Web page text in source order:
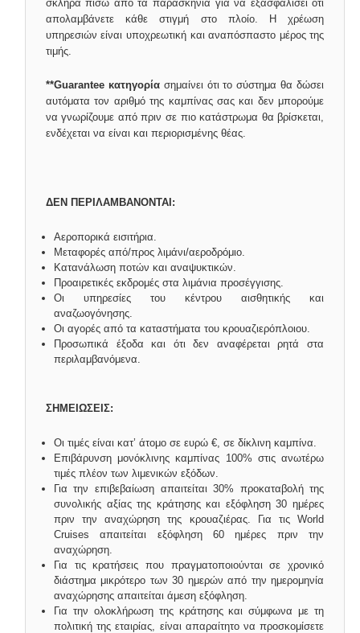
σκληρά πίσω από τα παρασκήνια για να εξασφαλίσει ότι
απολαμβάνετε κάθε στιγμή στο πλοίο. Η χρέωση
υπηρεσιών είναι υποχρεωτική και αναπόσπαστο μέρος της
τιμής.
**Guarantee κατηγορίασημαίνει ότι το σύστημα θα δώσει
αυτόματα τον αριθμό της καμπίνας σας και δεν μπορούμε
να γνωρίζουμε από πριν σε πιο κατάστρωμα θα βρίσκεται,
ενδέχεται να είναι και περιορισμένης θέας.
ΔΕΝ ΠΕΡΙΛΑΜΒΑΝΟΝΤΑΙ:
Αεροπορικά εισιτήρια.
Μεταφορές από/προς λιμάνι/αεροδρόμιο.
Κατανάλωση ποτών και αναψυκτικών.
Προαιρετικές εκδρομές στα λιμάνια προσέγγισης.
Οι υπηρεσίες του κέντρου αισθητικής και
αναζωογόνησης.
Οι αγορές από τα καταστήματα του κρουαζιερόπλοιου.
Προσωπικά έξοδα και ότι δεν αναφέρεται ρητά στα
περιλαμβανόμενα.
ΣΗΜΕΙΩΣΕΙΣ:
Οι τιμές είναι κατ’ άτομο σε ευρώ €, σε δίκλινη καμπίνα.
Επιβάρυνση μονόκλινης καμπίνας 100% στις ανωτέρω
τιμές πλέον των λιμενικών εξόδων.
Για την επιβεβαίωση απαιτείται 30% προκαταβολή της
συνολικής αξίας της κράτησης και εξόφληση 30 ημέρες
πριν την αναχώρηση της κρουαζιέρας. Για τις World
Cruises απαιτείται εξόφληση 60 ημέρες πριν την
αναχώρηση.
Για τις κρατήσεις που πραγματοποιούνται σε χρονικό
διάστημα μικρότερο των 30 ημερών από την ημερομηνία
αναχώρησης απαιτείται άμεση εξόφληση.
Για την ολοκλήρωση της κράτησης και σύμφωνα με τη
πολιτική της εταιρίας, είναι απαραίτητο να προσκομίσετε